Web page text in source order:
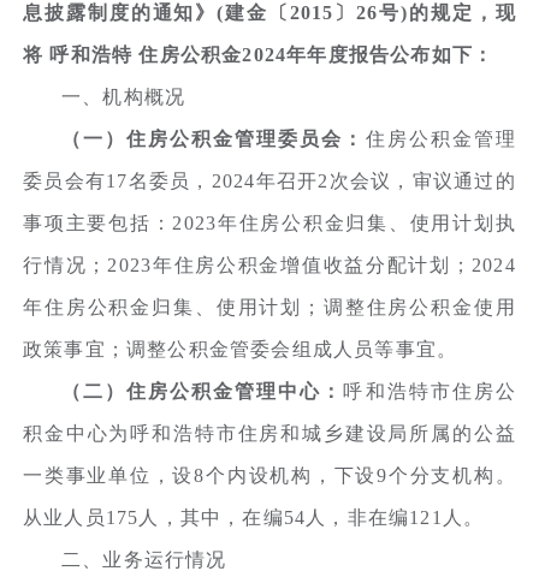
息披露制度的通知》(建金〔2015〕26号)的规定，现
将 呼和浩特 住房公积金2024年年度报告公布如下：
一、机构概况
（一）住房公积金管理委员会： 住房公积金管理
委员会有17名委员，2024年召开2次会议，审议通过的
事项主要包括：2023年住房公积金归集、使用计划执
行情况；2023年住房公积金增值收益分配计划；2024
年住房公积金归集、使用计划；调整住房公积金使用
政策事宜；调整公积金管委会组成人员等事宜。
（二）住房公积金管理中心： 呼和浩特市住房公
积金中心为呼和浩特市住房和城乡建设局所属的公益
一类事业单位，设8个内设机构，下设9个分支机构。
从业人员175人，其中，在编54人，非在编121人。
二、业务运行情况